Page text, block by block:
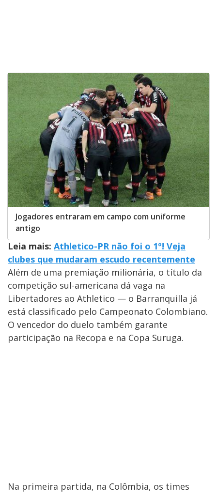
Jogadores entraram em campo com uniforme
antigo
Leia mais: Athletico-PR não foi o 1º! Veja
clubes que mudaram escudo recentemente
Além de uma premiação milionária, o título da
competição sul-americana dá vaga na
Libertadores ao Athletico — o Barranquilla já
está classificado pelo Campeonato Colombiano.
O vencedor do duelo também garante
participação na Recopa e na Copa Suruga.
Na primeira partida, na Colômbia, os times